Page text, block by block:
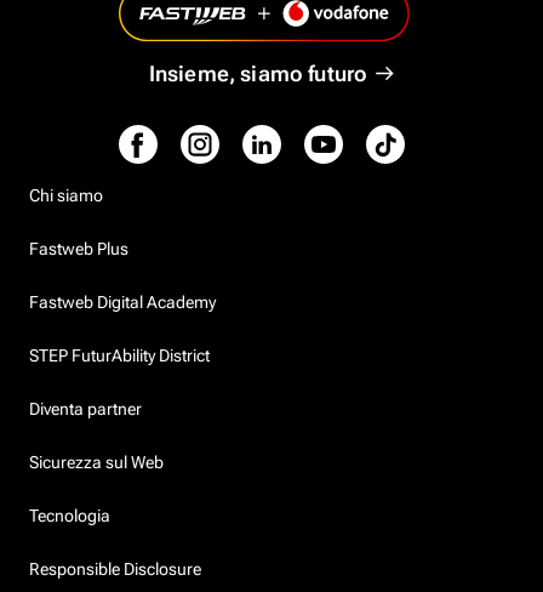
Insieme, siamo futuro
Chi siamo
Fastweb Plus
Fastweb Digital Academy
STEP FuturAbility District
Diventa partner
Sicurezza sul Web
Tecnologia
Responsible Disclosure